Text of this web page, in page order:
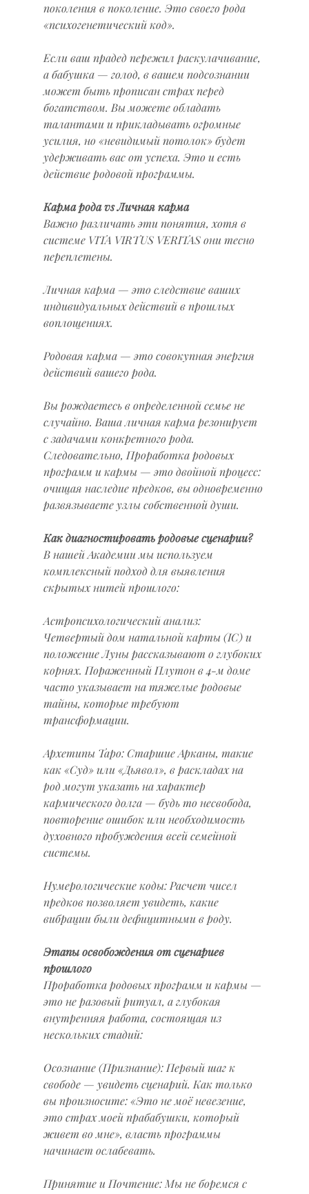
поколения в поколение. Это своего рода
«психогенетический код».
Если ваш прадед пережил раскулачивание,
а бабушка — голод, в вашем подсознании
может быть прописан страх перед
богатством. Вы можете обладать
талантами и прикладывать огромные
усилия, но «невидимый потолок» будет
удерживать вас от успеха. Это и есть
действие родовой программы.
Карма рода vs Личная карма
Важно различать эти понятия, хотя в
системе VITA VIRTUS VERITAS они тесно
переплетены.
Личная карма — это следствие ваших
индивидуальных действий в прошлых
воплощениях.
Родовая карма — это совокупная энергия
действий вашего рода.
Вы рождаетесь в определенной семье не
случайно. Ваша личная карма резонирует
с задачами конкретного рода.
Следовательно, Проработка родовых
программ и кармы — это двойной процесс:
очищая наследие предков, вы одновременно
развязываете узлы собственной души.
Как диагностировать родовые сценарии?
В нашей Академии мы используем
комплексный подход для выявления
скрытых нитей прошлого:
Астропсихологический анализ:
Четвертый дом натальной карты (IC) и
положение Луны рассказывают о глубоких
корнях. Пораженный Плутон в 4-м доме
часто указывает на тяжелые родовые
тайны, которые требуют
трансформации.
Архетипы Таро: Старшие Арканы, такие
как «Суд» или «Дьявол», в раскладах на
род могут указать на характер
кармического долга — будь то несвобода,
повторение ошибок или необходимость
духовного пробуждения всей семейной
системы.
Нумерологические коды: Расчет чисел
предков позволяет увидеть, какие
вибрации были дефицитными в роду.
Этапы освобождения от сценариев
прошлого
Проработка родовых программ и кармы —
это не разовый ритуал, а глубокая
внутренняя работа, состоящая из
нескольких стадий:
Осознание (Признание): Первый шаг к
свободе — увидеть сценарий. Как только
вы произносите: «Это не моё невезение,
это страх моей прабабушки, который
живет во мне», власть программы
начинает ослабевать.
Принятие и Почтение: Мы не боремся с